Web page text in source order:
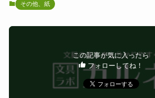
その他、紙
この記事が気に入ったら
フォローしてね！